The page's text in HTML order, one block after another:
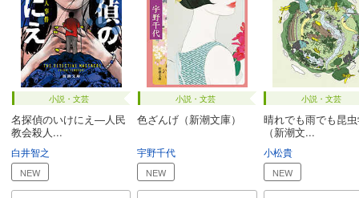
小説・文芸
名探偵のいけにえ―人民
教会殺人...
白井智之
NEW
小説・文芸
色ざんげ（新潮文庫）
宇野千代
NEW
小説・文芸
晴れでも雨でも昆
（新潮文...
小松貴
NEW